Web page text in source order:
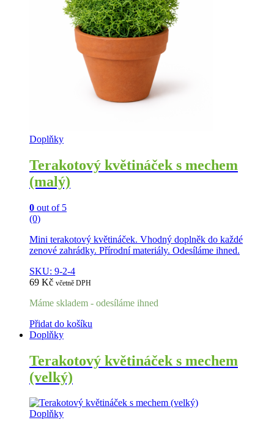
Doplňky
Terakotový květináček s mechem
(malý)
0 out of 5
(0)
Mini terakotový květináček. Vhodný doplněk do každé
zenové zahrádky. Přírodní materiály. Odesíláme ihned.
SKU: 9-2-4
69 Kč včetně DPH
Máme skladem - odesíláme ihned
Přidat do košíku
Doplňky
Terakotový květináček s mechem
(velký)
Doplňky